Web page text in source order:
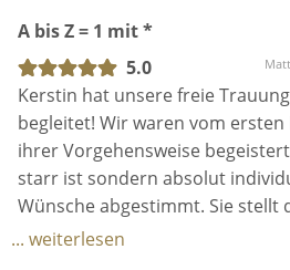
Aber auch auf diesen Weg
Traurednerin absolut
Kerstin ist und bleibt die erste
ohne Zweifel weiterempfehlen
A bis Z = 1 mit *
5.0
Kerstin hat unsere freie
begleitet! Wir waren vom
ihrer Vorgehensweise
starr ist sondern absolut
Wünsche abgestimmt. Sie stellt
weit oben an.
... weiterlesen